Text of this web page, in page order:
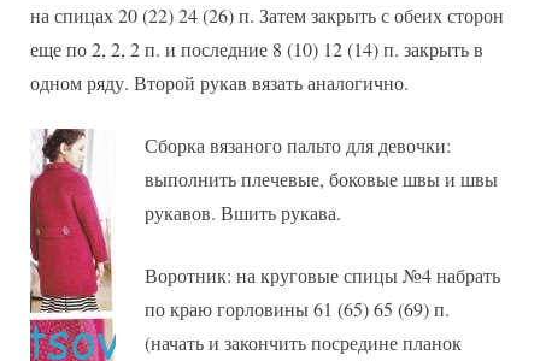
на спицах 20 (22) 24 (26) п. Затем закрыть с обеих сторон
еще по 2, 2, 2 п. и последние 8 (10) 12 (14) п. закрыть в
одном ряду. Второй рукав вязать аналогично.
Сборка вязаного пальто для девочки:
выполнить плечевые, боковые швы и швы
рукавов. Вшить рукава.
Воротник: на круговые спицы №4 набрать
по краю горловины 61 (65) 65 (69) п.
(начать и закончить посредине планок